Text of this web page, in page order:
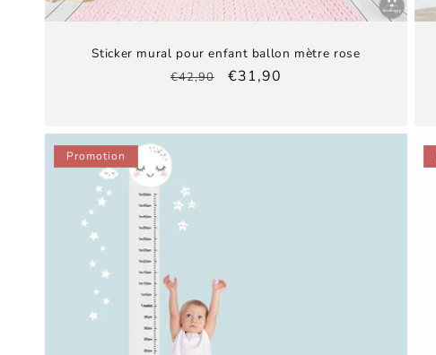
Sticker mural pour enfant ballon mètre rose
Prix
€42,90
Prix
€31,90
Promotion